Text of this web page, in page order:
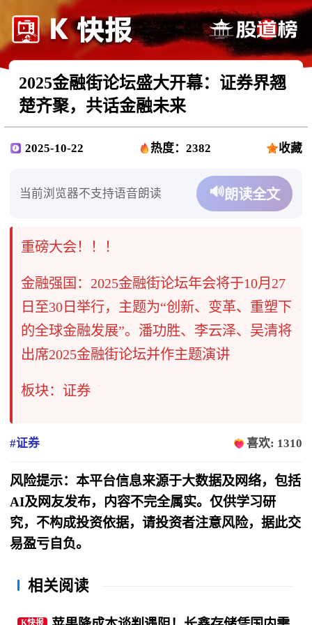
2025金融街论坛盛大开幕：证券界翘
楚齐聚，共话金融未来
2025-10-22 热度：2382 收藏
当前浏览器不支持语音朗读 🔊朗读全文
重磅大会！！！
金融强国：2025金融街论坛年会将于10月27
日至30日举行，主题为“创新、变革、重塑下
的全球金融发展”。潘功胜、李云泽、吴清将
出席2025金融街论坛并作主题演讲
板块：证券
#证券 喜欢: 1310
风险提示：本平台信息来源于大数据及网络，包括
AI及网友发布，内容不完全属实。仅供学习研
究，不构成投资依据，请投资者注意风险，据此交
易盈亏自负。
相关阅读